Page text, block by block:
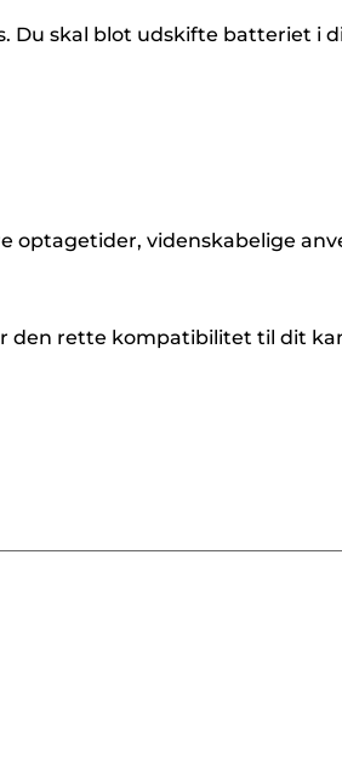
skal blot udskifte batteriet i
videnskabelige
den rette kompatibilitet til dit